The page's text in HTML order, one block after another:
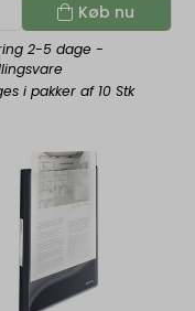
Køb nu
2-5 dage -
i pakker af 10 Stk